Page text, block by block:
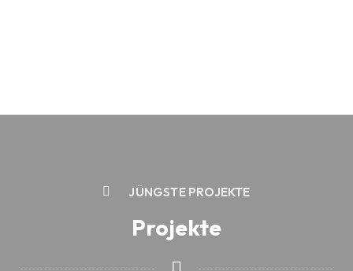
JÜNGSTE PROJEKTE
Projekte